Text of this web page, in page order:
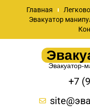
Главная
Эвакуатор
Эвакуатор-
+7